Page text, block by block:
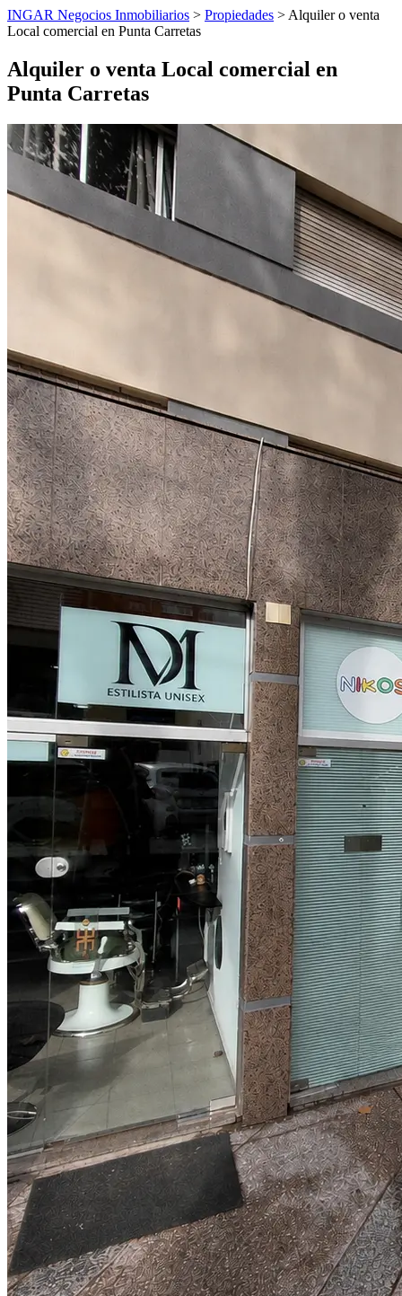
INGAR Negocios Inmobiliarios > Propiedades > Alquiler o venta
Local comercial en Punta Carretas
Alquiler o venta Local comercial en
Punta Carretas